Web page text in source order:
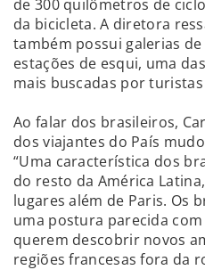
de 300 quilômetros de
da bicicleta. A diretora
também possui galerias
estações de esqui, uma
mais buscadas por
Ao falar dos brasileiros,
dos viajantes do País
“Uma característica dos
do resto da América
lugares além de Paris. Os
uma postura parecida
querem descobrir novos
regiões francesas fora da